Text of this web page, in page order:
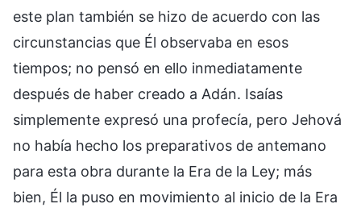
este plan también se hizo de acuerdo con las
circunstancias que Él observaba en esos
tiempos; no pensó en ello inmediatamente
después de haber creado a Adán. Isaías
simplemente expresó una profecía, pero Jehová
no había hecho los preparativos de antemano
para esta obra durante la Era de la Ley; más
bien, Él la puso en movimiento al inicio de la Era